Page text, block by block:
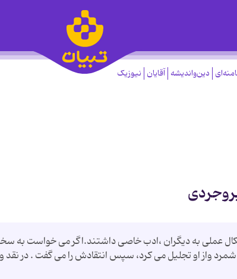
دین‌واندیشه آقایان نیوزیک
عملی به دیگران ،ادب خاصی داشتند.اگر می خواست به
واز او تجلیل می کرد، سپس انتقادش را می گفت . در نقد